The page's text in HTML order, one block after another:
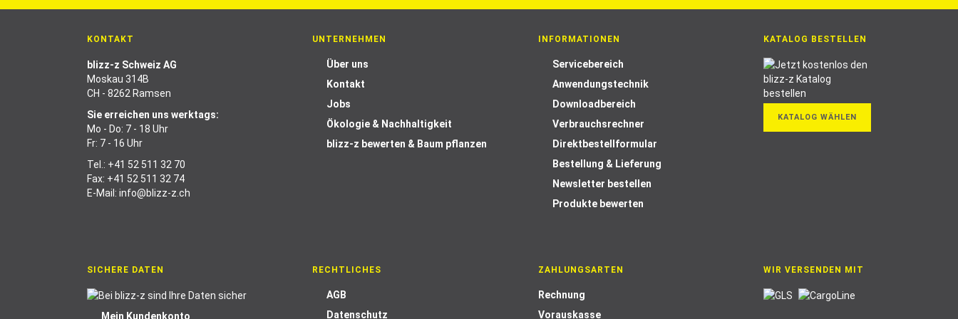
KONTAKT
blizz-z Schweiz AG
Moskau 314B
CH - 8262 Ramsen
Sie erreichen uns werktags:
Mo - Do: 7 - 18 Uhr
Fr: 7 - 16 Uhr
Tel.: +41 52 511 32 70
Fax: +41 52 511 32 74
E-Mail: info@blizz-z.ch
UNTERNEHMEN
Über uns
Kontakt
Jobs
Ökologie & Nachhaltigkeit
blizz-z bewerten & Baum pflanzen
INFORMATIONEN
Servicebereich
Anwendungstechnik
Downloadbereich
Verbrauchsrechner
Direktbestellformular
Bestellung & Lieferung
Newsletter bestellen
Produkte bewerten
KATALOG BESTELLEN
KATALOG WÄHLEN
SICHERE DATEN
Mein Kundenkonto
RECHTLICHES
AGB
Datenschutz
ZAHLUNGSARTEN
Rechnung
Vorauskasse
WIR VERSENDEN MIT